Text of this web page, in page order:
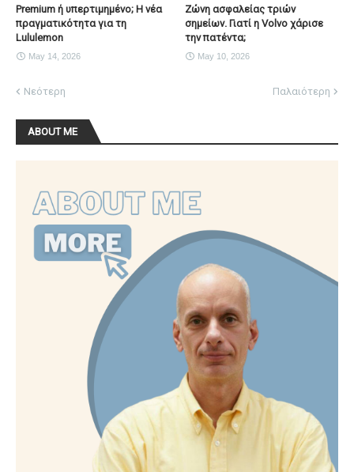
Premium ή υπερτιμημένο; Η νέα
πραγματικότητα για τη
Lululemon
May 14, 2026
Ζώνη ασφαλείας τριών
σημείων. Γιατί η Volvo χάρισε
την πατέντα;
May 10, 2026
Νεότερη Παλαιότερη
ABOUT ME